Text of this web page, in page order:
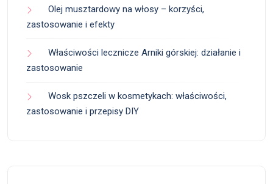
Olej musztardowy na włosy – korzyści,
zastosowanie i efekty
Właściwości lecznicze Arniki górskiej: działanie i
zastosowanie
Wosk pszczeli w kosmetykach: właściwości,
zastosowanie i przepisy DIY